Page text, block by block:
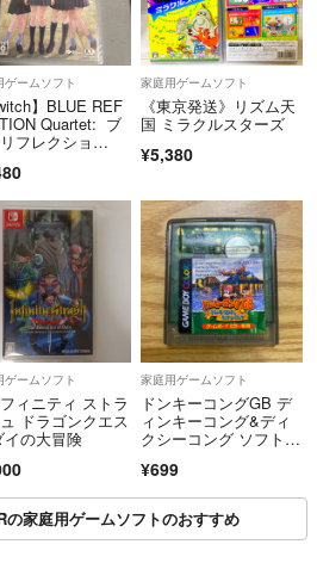
ゲームソフト
】BLUE REF
Quartet: ブ
フレクショ
家庭用ゲームソフト
《東京発送》リズム天
国 ミラクルスターズ
¥5,380
ゲームソフト
ィニティ ストラ
ドラゴンクエス
イの大冒険
家庭用ゲームソフト
ドンキーコングGB デ
ィンキーコング&ディ
クシーコング ソフトの
¥699
の家庭用ゲームソフトのおすすめ